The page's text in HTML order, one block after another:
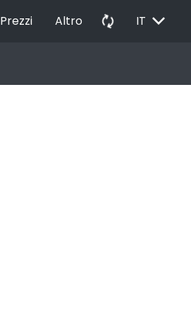
Prezzi Altro autorenew IT EXPAND_MORE